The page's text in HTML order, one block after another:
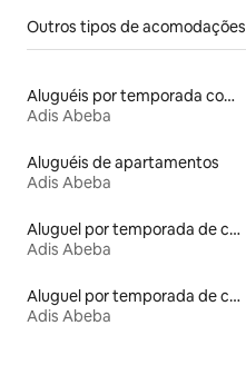
Outros tipos de acomodações
Aluguéis por temporada com banheira de hidromassagem
Adis Abeba
Aluguéis de apartamentos
Adis Abeba
Aluguel por temporada de casas de hóspedes
Adis Abeba
Aluguel por temporada de casas de veraneio
Adis Abeba